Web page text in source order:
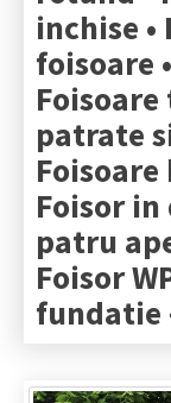
inchise
foisoare
Foisoare
patrate
Foisoare
Foisor in
patru
Foisor
fundatie